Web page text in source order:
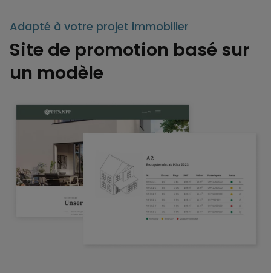
Adapté à votre projet immobilier
Site de promotion basé sur
un modèle